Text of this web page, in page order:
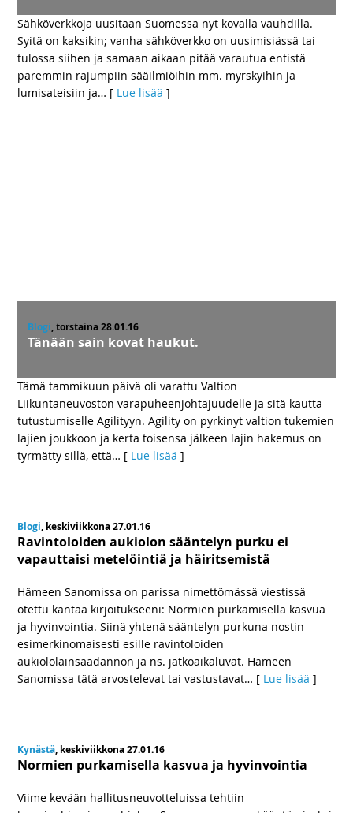
Sähköverkkoja uusitaan Suomessa nyt kovalla vauhdilla.
Syitä on kaksikin; vanha sähköverkko on uusimisiässä tai
tulossa siihen ja samaan aikaan pitää varautua entistä
paremmin rajumpiin sääilmiöihin mm. myrskyihin ja
lumisateisiin ja… [ Lue lisää ]
Blogi, torstaina 28.01.16
Tänään sain kovat haukut.
Tämä tammikuun päivä oli varattu Valtion
Liikuntaneuvoston varapuheenjohtajuudelle ja sitä kautta
tutustumiselle Agilityyn. Agility on pyrkinyt valtion tukemien
lajien joukkoon ja kerta toisensa jälkeen lajin hakemus on
tyrmätty sillä, että… [ Lue lisää ]
Blogi, keskiviikkona 27.01.16
Ravintoloiden aukiolon sääntelyn purku ei
vapauttaisi metelöintiä ja häiritsemistä
Hämeen Sanomissa on parissa nimettömässä viestissä
otettu kantaa kirjoitukseeni: Normien purkamisella kasvua
ja hyvinvointia. Siinä yhtenä sääntelyn purkuna nostin
esimerkinomaisesti esille ravintoloiden
aukiololainsäädännön ja ns. jatkoaikaluvat. Hämeen
Sanomissa tätä arvostelevat tai vastustavat… [ Lue lisää ]
Kynästä, keskiviikkona 27.01.16
Normien purkamisella kasvua ja hyvinvointia
Viime kevään hallitusneuvotteluissa tehtiin